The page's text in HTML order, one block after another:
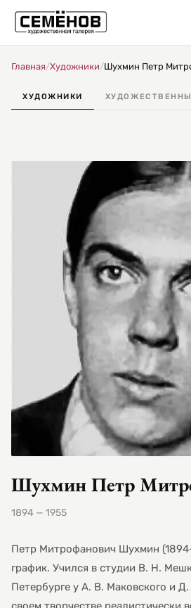
Главная/Художники/Шухмин Петр
ХУДОЖНИКИ
Шухмин Петр
1894 — 1955
Петр Митрофанович Шухмин
график. Учился в студии В. Н.
Петербурге у А. В. Маковского и